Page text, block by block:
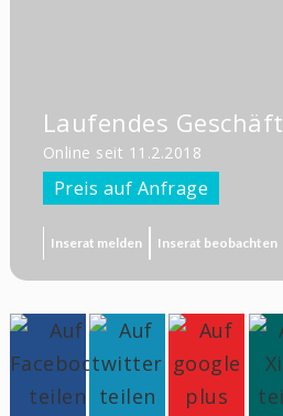
Laufendes Geschäft
Online seit 11.2.2018
Preis auf Anfrage
Inserat melden Inserat beobachten